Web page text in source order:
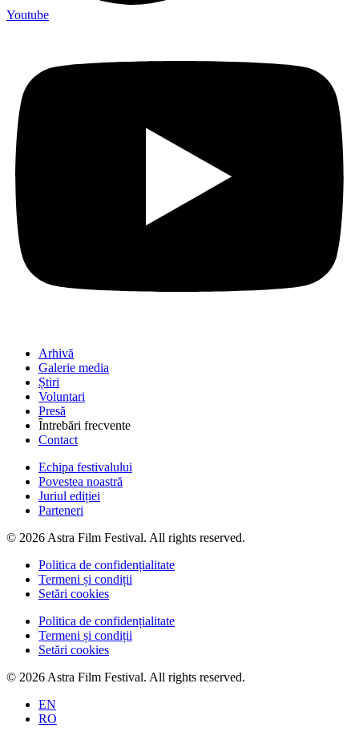
Youtube
Arhivă
Galerie media
Știri
Voluntari
Presă
Întrebări frecvente
Contact
Echipa festivalului
Povestea noastră
Juriul ediției
Parteneri
© 2026 Astra Film Festival. All rights reserved.
Politica de confidențialitate
Termeni și condiții
Setări cookies
Politica de confidențialitate
Termeni și condiții
Setări cookies
© 2026 Astra Film Festival. All rights reserved.
EN
RO